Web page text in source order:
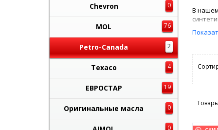
0
Chevron
76
MOL
2
Petro-Canada
4
Texaco
19
ЕВРОСТАР
0
Оригинальные масла
0
В
В
Кроме